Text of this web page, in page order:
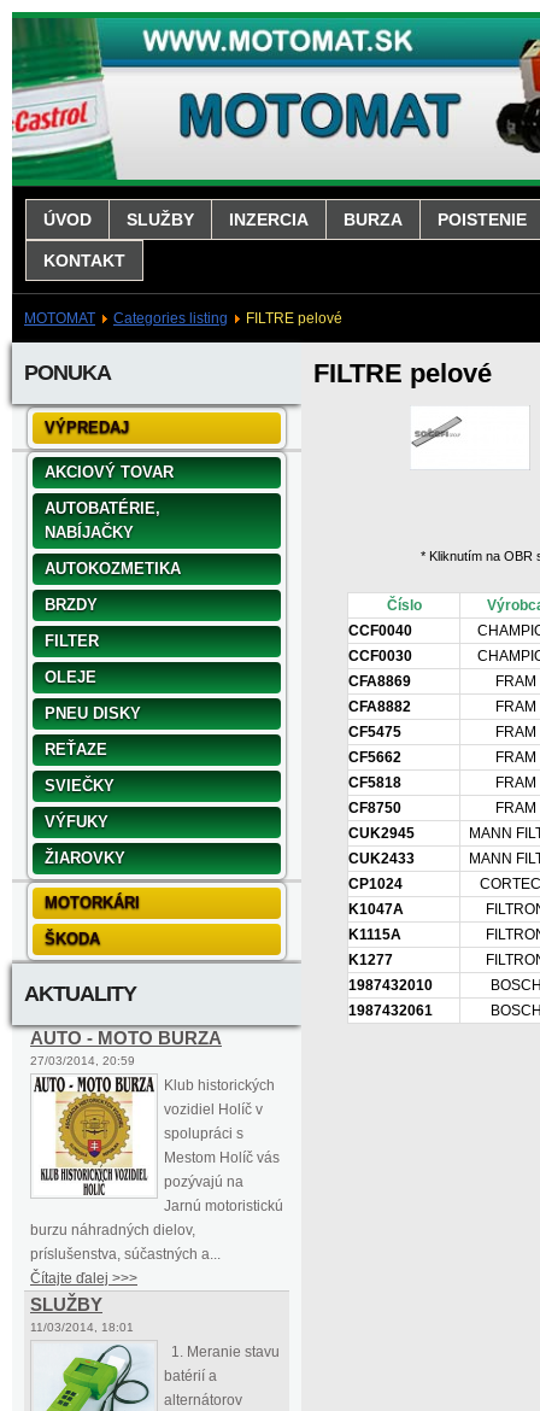
ÚVOD SLUŽBY INZERCIA BURZA POISTENIE
KONTAKT
MOTOMAT Categories listing FILTRE pelové
PONUKA
VÝPREDAJ
AKCIOVÝ TOVAR
AUTOBATÉRIE,
NABÍJAČKY
AUTOKOZMETIKA
BRZDY
FILTER
OLEJE
PNEU DISKY
REŤAZE
SVIEČKY
VÝFUKY
ŽIAROVKY
MOTORKÁRI
ŠKODA
AKTUALITY
AUTO - MOTO BURZA
27/03/2014, 20:59
Klub historických
vozidiel Holíč v
spolupráci s
Mestom Holíč vás
pozývajú na
Jarnú motoristickú
burzu náhradných dielov,
príslušenstva, súčastných a...
Čítajte ďalej >>>
SLUŽBY
11/03/2014, 18:01
1. Meranie stavu
batérií a
alternátorov
FILTRE pelové
* Kliknutím na OBR
Číslo
CCF0040
CCF0030
CFA8869
FRAM
CFA8882
FRAM
CF5475
FRAM
CF5662
FRAM
CF5818
FRAM
CF8750
FRAM
CUK2945
MANN
CUK2433
MANN
CP1024
K1047A
K1115A
K1277
1987432010
1987432061